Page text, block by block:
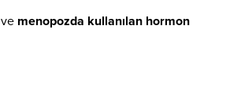
ve menopozda kullanılan hormon